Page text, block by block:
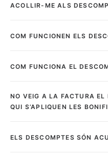
ÀREA
Castellano
ACOLLIR-ME ALS
COM FUNCIONEN ELS
COM FUNCIONA EL
NO VEIG A LA FACTURA
QUI S’APLIQUEN LES
ELS DESCOMPTES SÓN